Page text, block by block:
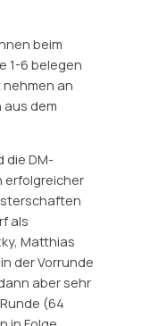
beim
1-6 belegen
nehmen an
aus dem
die DM-
erfolgreicher
als
Matthias
der Vorrunde
aber sehr
(64